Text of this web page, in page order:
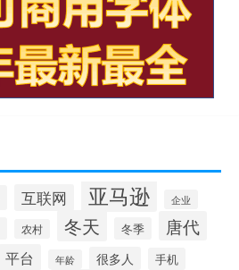
互联网 亚马逊 企业
农村 冬天 冬季 唐代
平台 年龄 很多人 手机